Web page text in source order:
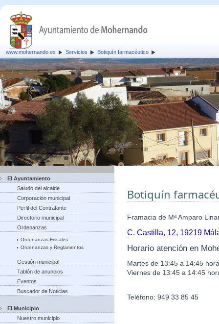
www.mohernando.es Servicios Botiquín farmacéutico
El Ayuntamiento
Saludo del alcalde
Corporación municipal
Perfil del Contratante
Directorio municipal
Ordenanzas
Ordenanzas Fiscales
Ordenanzas y Reglamentos
Gestión municipal
Tablón de anuncios
Eventos
Buscador de Noticias
El Municipio
Nuestro municipio
Botiquín
Framacia de Mª Amparo
C. Castilla, 12, 19219
Horario atención en
Martes de 13:45 a 14:45
Viernes de 13:45 a 14:45
Teléfono: 949 33 85 45